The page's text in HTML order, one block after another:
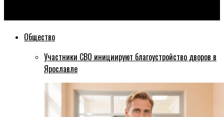
Общество
Участники СВО инициируют благоустройство дворов в
Ярославле